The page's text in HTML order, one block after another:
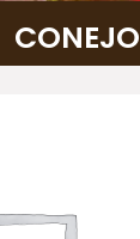
CONEJO